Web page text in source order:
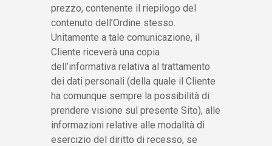
prezzo, contenente il riepilogo del
contenuto dell’Ordine stesso.
Unitamente a tale comunicazione, il
Cliente riceverà una copia
dell’informativa relativa al trattamento
dei dati personali (della quale il Cliente
ha comunque sempre la possibilità di
prendere visione sul presente Sito), alle
informazioni relative alle modalità di
esercizio del diritto di recesso, se